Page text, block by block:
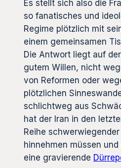
Es stellt sich also die
so fanatisches und
Regime plötzlich mit
einem gemeinsamen
Die Antwort liegt auf
gutem Willen, nicht
von Reformen oder
plötzlichen
schlichtweg aus
hat der Iran in den
Reihe
hinnehmen müssen
eine gravierende